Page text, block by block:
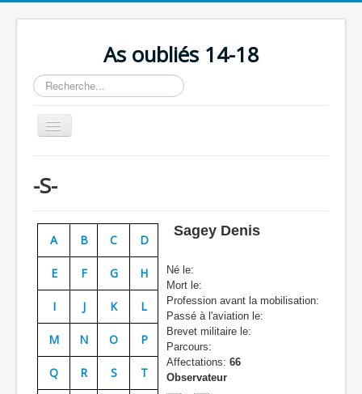
As oubliés 14-18
Rechercher
Basculer
la
Chronologie
Escadrilles
Organisation
Avions
Personnels
Doctrines
Batailles
-S-
A B C D
E F G H
I J K L
M N O P
Q R S T
Sagey Denis
Né le:
Mort le:
Profession avant la mobilisation:
Passé à l'aviation le:
Brevet militaire le:
Parcours:
Affectations: 66
Observateur